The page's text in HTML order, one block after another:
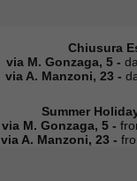
Chiusura
via M. Gonzaga, 5 -
via A. Manzoni, 23 -
Summer
via M. Gonzaga, 5 -
via A. Manzoni, 23 -